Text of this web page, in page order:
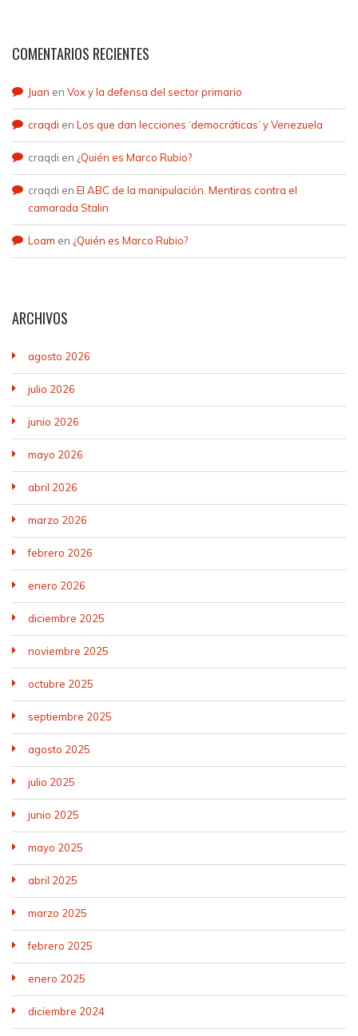
COMENTARIOS RECIENTES
Juan en Vox y la defensa del sector primario
craqdi en Los que dan lecciones ‘democráticas’ y Venezuela
craqdi en ¿Quién es Marco Rubio?
craqdi en El ABC de la manipulación. Mentiras contra el
camarada Stalin
Loam en ¿Quién es Marco Rubio?
ARCHIVOS
agosto 2026
julio 2026
junio 2026
mayo 2026
abril 2026
marzo 2026
febrero 2026
enero 2026
diciembre 2025
noviembre 2025
octubre 2025
septiembre 2025
agosto 2025
julio 2025
junio 2025
mayo 2025
abril 2025
marzo 2025
febrero 2025
enero 2025
diciembre 2024